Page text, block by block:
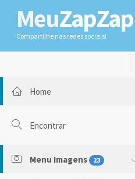
MeuZapZap
Compartilhe nas redes sociais!
Home
Encontrar
Menu Imagens 23